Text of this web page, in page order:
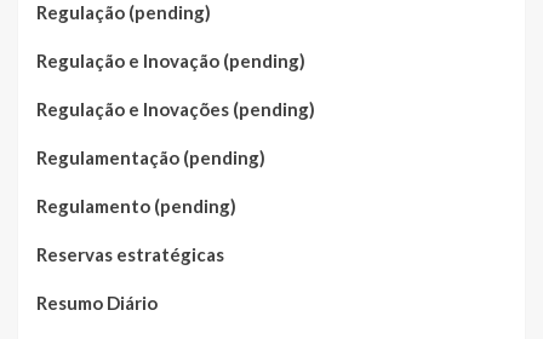
Regulação (pending)
Regulação e Inovação (pending)
Regulação e Inovações (pending)
Regulamentação (pending)
Regulamento (pending)
Reservas estratégicas
Resumo Diário